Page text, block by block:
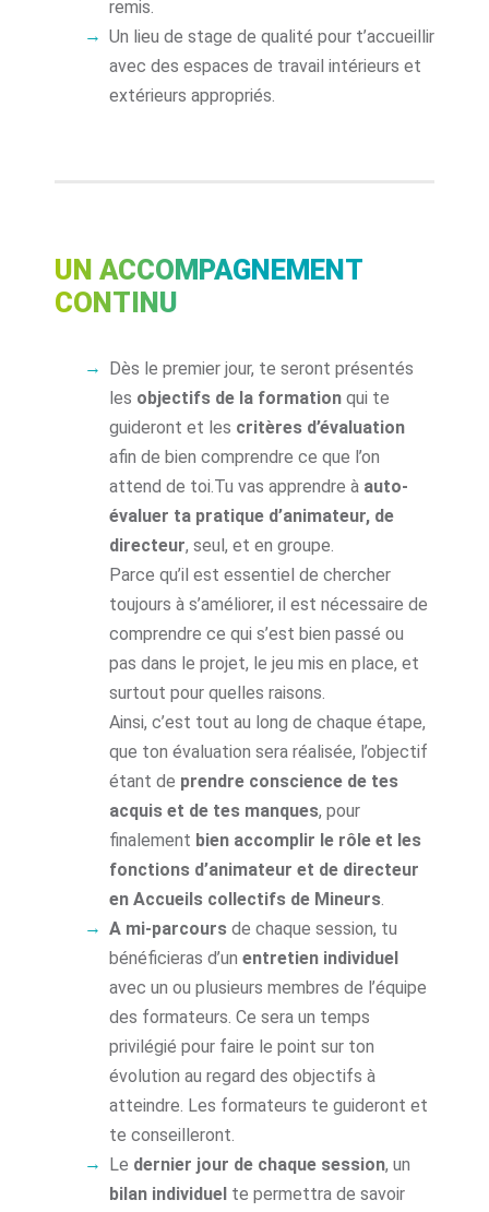
remis.
Un lieu de stage de qualité pour t’accueillir
avec des espaces de travail intérieurs et
extérieurs appropriés.
UN ACCOMPAGNEMENT
CONTINU
Dès le premier jour, te seront présentés
les objectifs de la formation qui te
guideront et les critères d’évaluation
afin de bien comprendre ce que l’on
attend de toi.Tu vas apprendre à auto-
évaluer ta pratique d’animateur, de
directeur, seul, et en groupe.
Parce qu’il est essentiel de chercher
toujours à s’améliorer, il est nécessaire de
comprendre ce qui s’est bien passé ou
pas dans le projet, le jeu mis en place, et
surtout pour quelles raisons.
Ainsi, c’est tout au long de chaque étape,
que ton évaluation sera réalisée, l’objectif
étant de prendre conscience de tes
acquis et de tes manques, pour
finalement bien accomplir le rôle et les
fonctions d’animateur et de directeur
en Accueils collectifs de Mineurs.
A mi-parcours de chaque session, tu
bénéficieras d’un entretien individuel
avec un ou plusieurs membres de l’équipe
des formateurs. Ce sera un temps
privilégié pour faire le point sur ton
évolution au regard des objectifs à
atteindre. Les formateurs te guideront et
te conseilleront.
Le dernier jour de chaque session, un
bilan individuel te permettra de savoir